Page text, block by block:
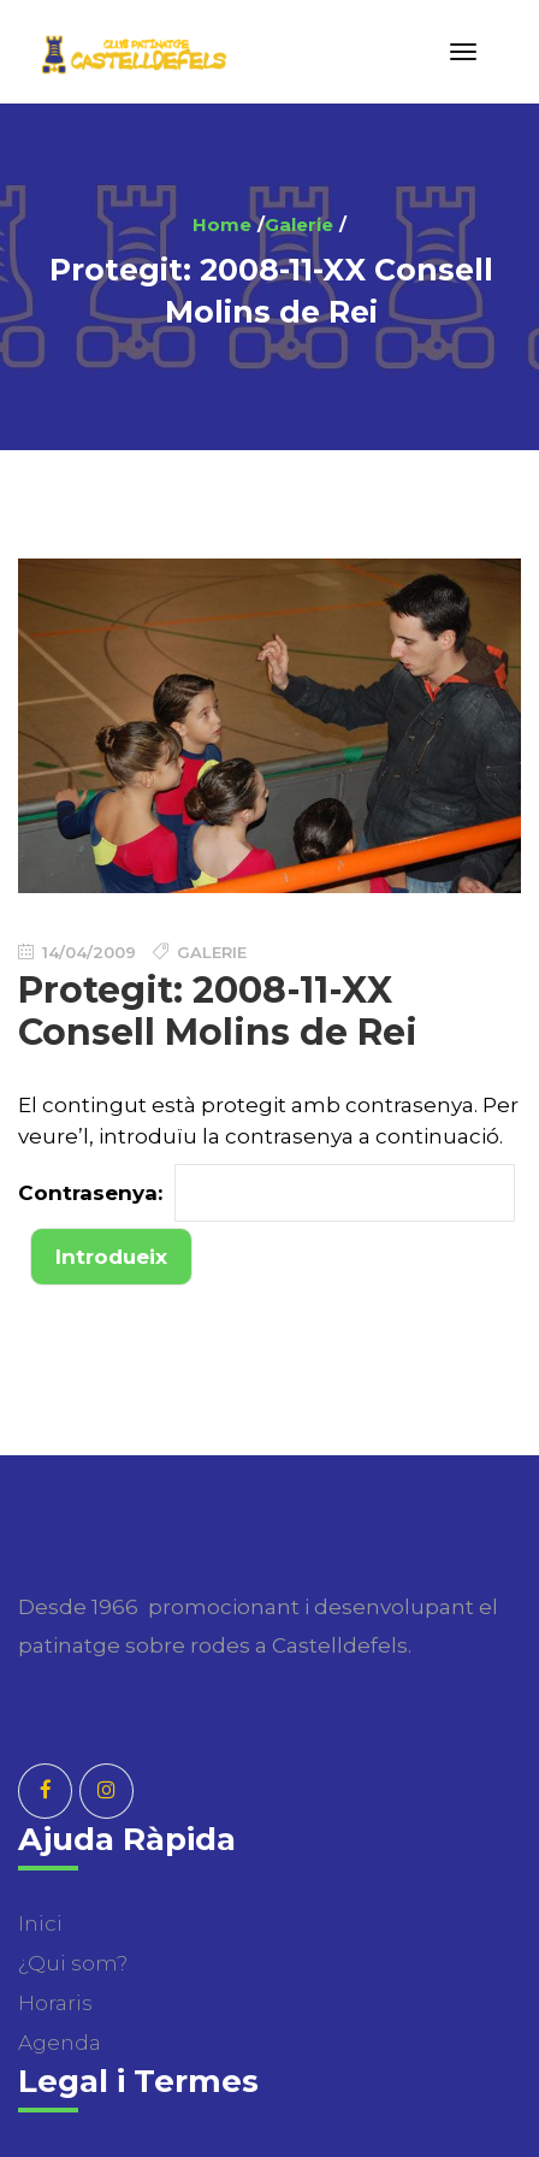
Home Galerie
Protegit: 2008-11-XX Consell
Molins de Rei
14/04/2009 GALERIE
Protegit: 2008-11-XX
Consell Molins de Rei
El contingut està protegit amb contrasenya. Per
veure’l, introduïu la contrasenya a continuació.
Contrasenya:
Desde 1966 promocionant i desenvolupant el
patinatge sobre rodes a Castelldefels.
Ajuda Ràpida
Inici
¿Qui som?
Horaris
Agenda
Legal i Termes